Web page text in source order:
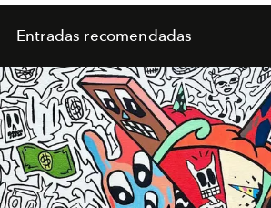
Entradas recomendadas